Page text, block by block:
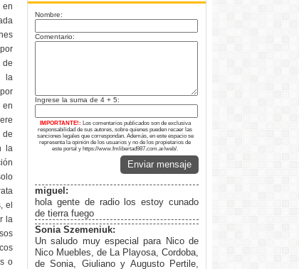
en
de
la
en
la
el
la
o
Nombre:
Comentario:
Ingrese la suma de 4 + 5:
IMPORTANTE!: Los comentarios publicados son de exclusiva
responsabilidad de sus autores, sobre quienes pueden recaer las
sanciones legales que correspondan. Además, en este espacio se
representa la opinión de los usuarios y no de los propietarios de
este portal y https://www.fmlibertad987.com.ar/web/.
Enviar mensaje
miguel:
hola gente de radio los estoy cunado
de tierra fuego
Sonia Szemeniuk:
Un saludo muy especial para Nico de
Nico Muebles, de La Playosa, Cordoba,
de Sonia, Giuliano y Augusto Pertile,